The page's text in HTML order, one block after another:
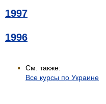
1997
1996
См. также:
Все курсы по Украине